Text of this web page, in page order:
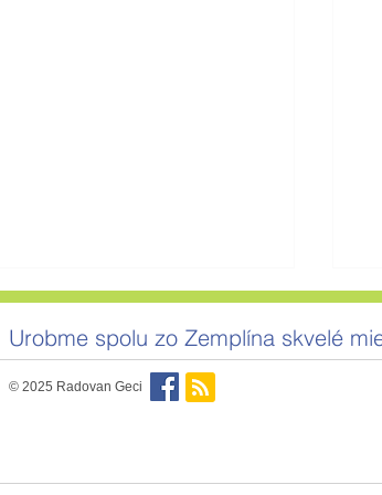
Sme asi jediný národ, čo si
Urobme spolu zo Zemplína skvelé
© 2025 Radovan Geci